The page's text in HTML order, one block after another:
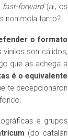
fast-forward(ai, os
non mola tanto?
o formato
son cálidos,
que as achega a
é o equivalente
te decepcionaron
e grupos
(do catalán